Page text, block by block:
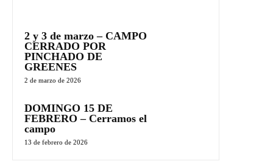
2 y 3 de marzo – CAMPO
CERRADO POR
PINCHADO DE
GREENES
2 de marzo de 2026
DOMINGO 15 DE
FEBRERO – Cerramos el
campo
13 de febrero de 2026